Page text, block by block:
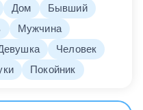
Дом
Бывший
Мужчина
Человек
Покойник